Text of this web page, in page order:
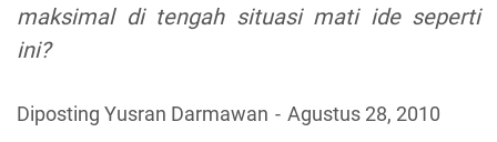
maksimal di tengah situasi mati ide seperti
ini?
Diposting Yusran Darmawan Agustus 28, 2010